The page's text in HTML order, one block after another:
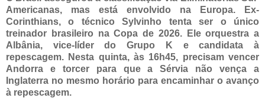
Americanas, mas está envolvido na Europa. Ex-
Corinthians, o técnico Sylvinho tenta ser o único
treinador brasileiro na Copa de 2026. Ele orquestra a
Albânia, vice-líder do Grupo K e candidata à
repescagem. Nesta quinta, às 16h45, precisam vencer
Andorra e torcer para que a Sérvia não vença a
Inglaterra no mesmo horário para encaminhar o avanço
à repescagem.